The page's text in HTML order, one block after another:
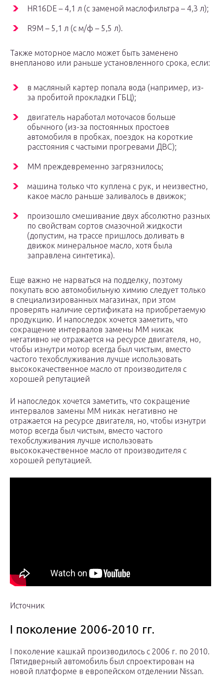
HR16DE – 4,1 л (с заменой маслофильтра – 4,3 л);
R9M – 5,1 л (с м/ф – 5,5 л).
Также моторное масло может быть заменено
внепланово или раньше установленного срока, если:
в масляный картер попала вода (например, из-
за пробитой прокладки ГБЦ);
двигатель наработал моточасов больше
обычного (из-за постоянных простоев
автомобиля в пробках, поездок на короткие
расстояния с частыми прогревами ДВС);
ММ преждевременно загрязнилось;
машина только что куплена с рук, и неизвестно,
какое масло раньше заливалось в движок;
произошло смешивание двух абсолютно разных
по свойствам сортов смазочной жидкости
(допустим, на трассе пришлось доливать в
движок минеральное масло, хотя была
заправлена синтетика).
Еще важно не нарваться на подделку, поэтому
покупать всю автомобильную химию следует только
в специализированных магазинах, при этом
проверять наличие сертификата на приобретаемую
продукцию. И напоследок хочется заметить, что
сокращение интервалов замены ММ никак
негативно не отражается на ресурсе двигателя, но,
чтобы изнутри мотор всегда был чистым, вместо
частого техобслуживания лучше использовать
высококачественное масло от производителя с
хорошей репутацией
И напоследок хочется заметить, что сокращение
интервалов замены ММ никак негативно не
отражается на ресурсе двигателя, но, чтобы изнутри
мотор всегда был чистым, вместо частого
техобслуживания лучше использовать
высококачественное масло от производителя с
хорошей репутацией.
Источник
I поколение 2006-2010 гг.
I поколение кашкай производилось с 2006 г. по 2010.
Пятидверный автомобиль был спроектирован на
новой платформе в европейском отделении Nissan.